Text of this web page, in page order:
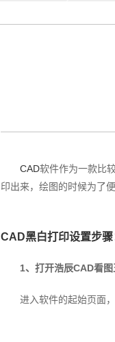
CAD软件作为一款比
印出来，绘图的时候为了
CAD黑白打印设置步骤
1、打开浩辰CAD看
进入软件的起始页面